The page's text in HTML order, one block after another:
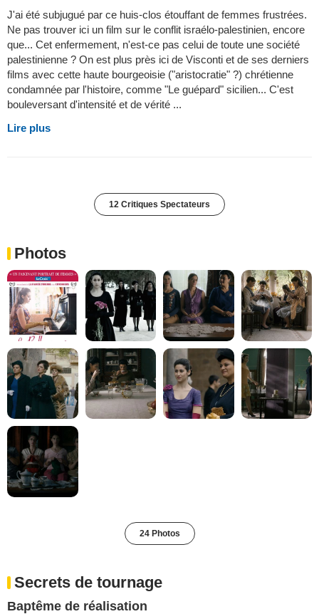
J'ai été subjugué par ce huis-clos étouffant de femmes frustrées.
Ne pas trouver ici un film sur le conflit israélo-palestinien, encore
que... Cet enfermement, n'est-ce pas celui de toute une société
palestinienne ? On est plus près ici de Visconti et de ses derniers
films avec cette haute bourgeoisie ("aristocratie" ?) chrétienne
condamnée par l'histoire, comme "Le guépard" sicilien... C'est
bouleversant d'intensité et de vérité ...
Lire plus
12 Critiques Spectateurs
Photos
24 Photos
Secrets de tournage
Baptême de réalisation